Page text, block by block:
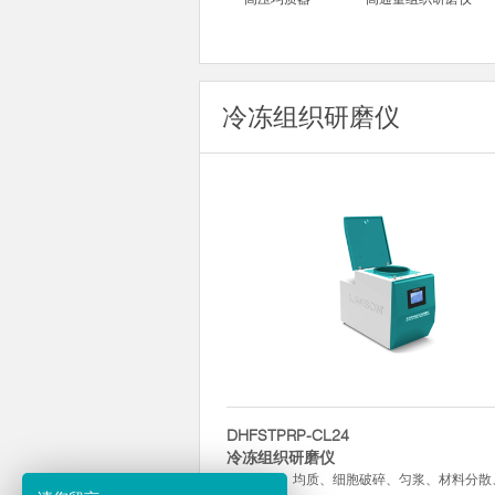
冷冻组织研磨仪
DHFSTPRP-CL24
冷冻组织研磨仪
组织研磨、均质、细胞破碎、匀浆、材料分